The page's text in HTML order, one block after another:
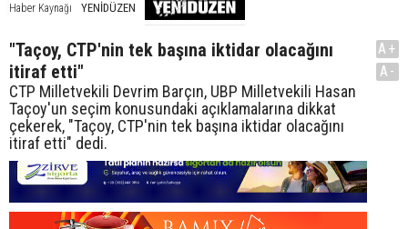
Haber Kaynağı YENİDÜZEN
"Taçoy, CTP'nin tek başına iktidar olacağını
itiraf etti"
CTP Milletvekili Devrim Barçın, UBP Milletvekili Hasan
Taçoy'un seçim konusundaki açıklamalarına dikkat
çekerek, "Taçoy, CTP'nin tek başına iktidar olacağını
itiraf etti" dedi.
A+
A-